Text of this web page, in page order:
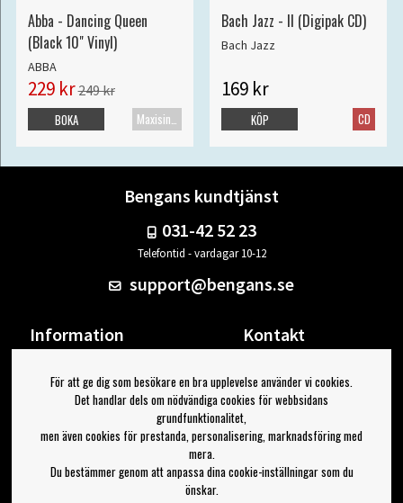
Abba - Dancing Queen
(Black 10" Vinyl)
ABBA
229 kr249 kr
BOKA
Bach Jazz - II (Digipak CD)
Bach Jazz
169 kr
CD
KÖP
Bengans kundtjänst
031-42 52 23
Telefontid - vardagar 10-12
support@bengans.se
Information
Om Bengans
FAQ / Köp- & Leveransvillkor
Kontakt
Din sida
Logga ut
Jag vill ha tips från Bengans
För att ge dig som besökare en bra upplevelse använder vi cookies.
Det handlar dels om nödvändiga cookies för webbsidans
grundfunktionalitet,
men även cookies för prestanda, personalisering, marknadsföring med
mera.
Du bestämmer genom att anpassa dina cookie-inställningar som du
önskar.